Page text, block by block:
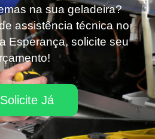
na sua geladeira?
assistência técnica no
Esperança, solicite seu
Solicite Já